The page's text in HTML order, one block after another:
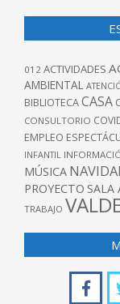
012 ACTIVIDADES
AMBIENTAL
BIBLIOTECACASA
CONSULTORIO
EMPLEO
INFANTIL
MÚSICA
PROYECTO SALA
TRABAJO